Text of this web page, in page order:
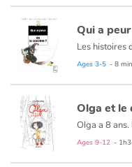
Qui a
Ages 3-5 - 8 min
Olga et le
Ages 9-12 -